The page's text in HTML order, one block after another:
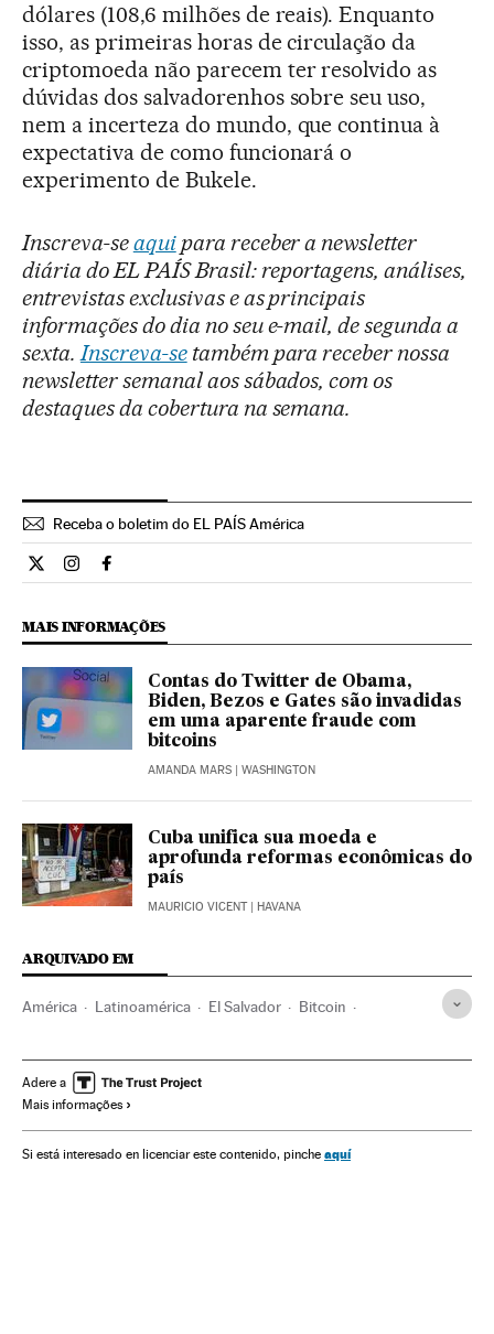
dólares (108,6 milhões de reais). Enquanto
isso, as primeiras horas de circulação da
criptomoeda não parecem ter resolvido as
dúvidas dos salvadorenhos sobre seu uso,
nem a incerteza do mundo, que continua à
expectativa de como funcionará o
experimento de Bukele.
Inscreva-seaquipara receber a newsletter
diária do EL PAÍS Brasil: reportagens, análises,
entrevistas exclusivas e as principais
informações do dia no seu e-mail, de segunda a
sexta.Inscreva-setambém para receber nossa
newsletter semanal aos sábados, com os
destaques da cobertura na semana.
Receba o boletim do EL PAÍS América
Internacional El País Brasil en Twitter
Internacional El País Brasil en Instagram
Internacional El País Brasil en Facebook
MAIS INFORMAÇÕES
Contas do Twitter de Obama,
Biden, Bezos e Gates são invadidas
em uma aparente fraude com
bitcoins
AMANDA MARS | WASHINGTON
Cuba unifica sua moeda e
aprofunda reformas econômicas do
país
MAURICIO VICENT| HAVANA
ARQUIVADO EM
América Latinoamérica El Salvador Bitcoin
Centroamérica Moneda electrónica
Adere a
Mais informações
Si está interesado en licenciar este contenido, pinche aquí